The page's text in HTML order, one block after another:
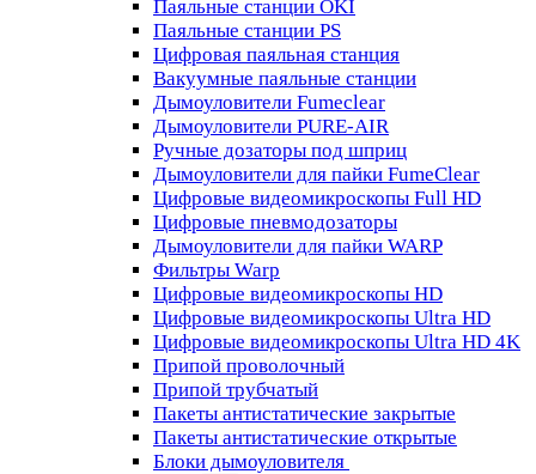
Паяльные станции OKI
Паяльные станции PS
Цифровая паяльная станция
Вакуумные паяльные станции
Дымоуловители Fumeclear
Дымоуловители PURE-AIR
Ручные дозаторы под шприц
Дымоуловители для пайки FumeClear
Цифровые видеомикроскопы Full HD
Цифровые пневмодозаторы
Дымоуловители для пайки WARP
Фильтры Warp
Цифровые видеомикроскопы HD
Цифровые видеомикроскопы Ultra HD
Цифровые видеомикроскопы Ultra HD 4K
Припой проволочный
Припой трубчатый
Пакеты антистатические закрытые
Пакеты антистатические открытые
Блоки дымоуловителя